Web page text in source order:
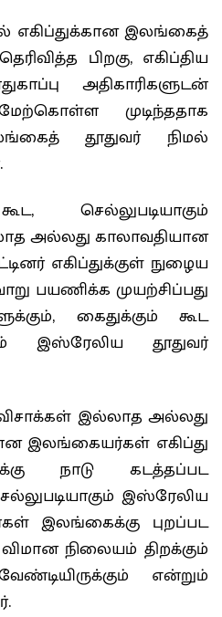
எகிப்துக்கான இலங்கைத்
பிறகு, எகிப்திய
அதிகாரிகளுடன்
முடிந்ததாக
தூதுவர் நிமல்
செல்லுபடியாகும்
அல்லது காலாவதியான
எகிப்துக்குள் நுழைய
பயணிக்க முயற்சிப்பது
கைதுக்கும் கூட
இஸ்ரேலிய தூதுவர்
இல்லாத அல்லது
இலங்கையர்கள் எகிப்து
நாடு கடத்தப்பட
இஸ்ரேலிய
இலங்கைக்கு புறப்பட
நிலையம் திறக்கும்
என்றும்